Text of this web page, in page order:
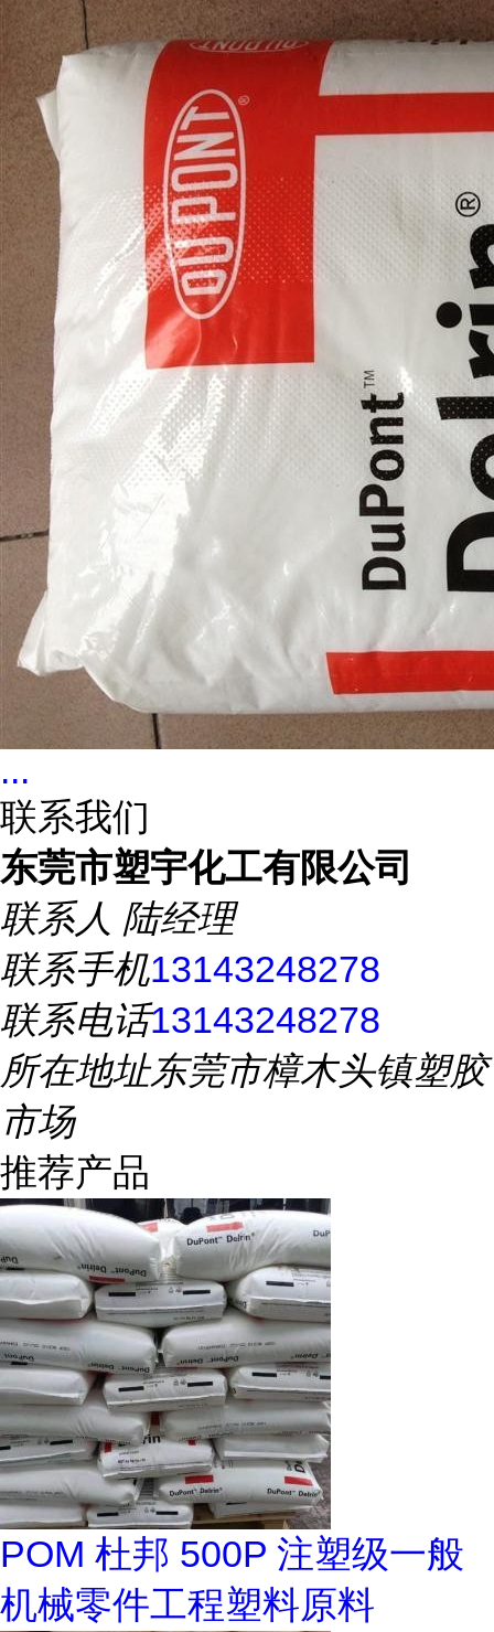
...
联系我们
东莞市塑宇化工有限公司
联系人 陆经理
联系手机13143248278
联系电话13143248278
所在地址东莞市樟木头镇塑胶
市场
推荐产品
POM 杜邦 500P 注塑级一般
机械零件工程塑料原料